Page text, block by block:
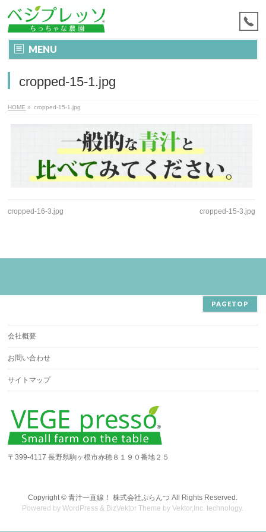
MENU
cropped-15-1.jpg
HOME » cropped-15-1.jpg
cropped-16-3.jpg cropped-15-3.jpg
PAGETOP
会社概要
お問い合わせ
サイトマップ
〒399-4117 長野県駒ヶ根市赤穂８１９０番地２５
Copyright ©青汁一直線！ 株式会社ぷらんつ All Rights Reserved.
Powered byWordPress & BizVektor Theme byVektor,Inc. technology.